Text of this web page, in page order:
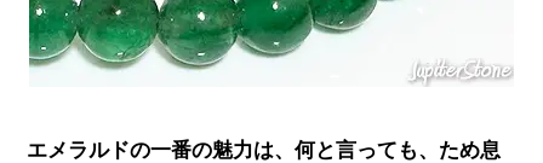
エメラルドの一番の魅力は、何と言っても、ため息